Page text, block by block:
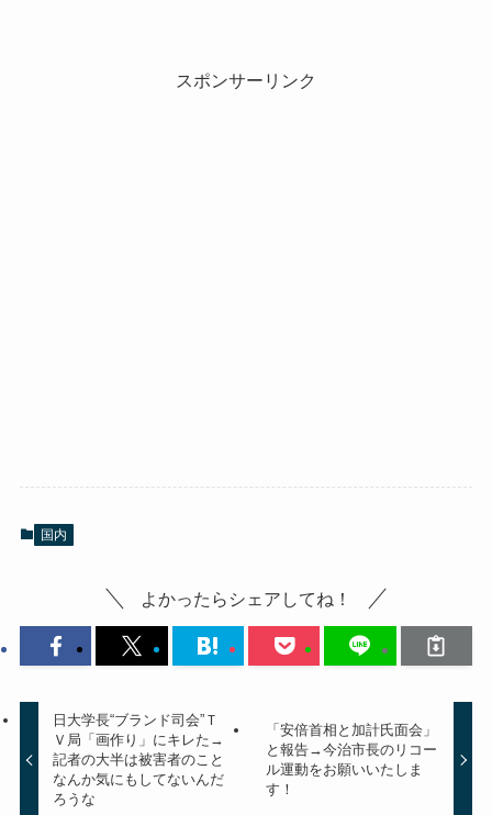
スポンサーリンク
国内
よかったらシェアしてね！
日大学長“ブランド司会”Ｔ
Ｖ局「画作り」にキレた→
記者の大半は被害者のこと
なんか気にもしてないんだ
ろうな
「安倍首相と加計氏面会」
と報告→今治市長のリコー
ル運動をお願いいたしま
す！